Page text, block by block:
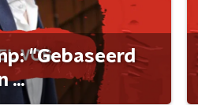
"Gebaseerd
...